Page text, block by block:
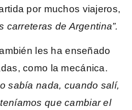
por muchos viajeros,
carreteras de Argentina”.
les ha enseñado
como la mecánica.
sabía nada, cuando salí,
que cambiar el